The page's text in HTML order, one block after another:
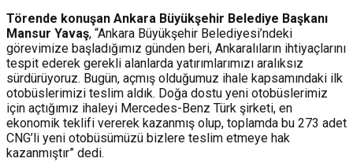
Törende konuşan Ankara Büyükşehir Belediye Başkanı
Mansur Yavaş, “Ankara Büyükşehir Belediyesi’ndeki
görevimize başladığımız günden beri, Ankaralıların ihtiyaçlarını
tespit ederek gerekli alanlarda yatırımlarımızı aralıksız
sürdürüyoruz. Bugün, açmış olduğumuz ihale kapsamındaki ilk
otobüslerimizi teslim aldık. Doğa dostu yeni otobüslerimiz
için açtığımız ihaleyi Mercedes-Benz Türk şirketi, en
ekonomik teklifi vererek kazanmış olup, toplamda bu 273 adet
CNG’li yeni otobüsümüzü bizlere teslim etmeye hak
kazanmıştır” dedi.